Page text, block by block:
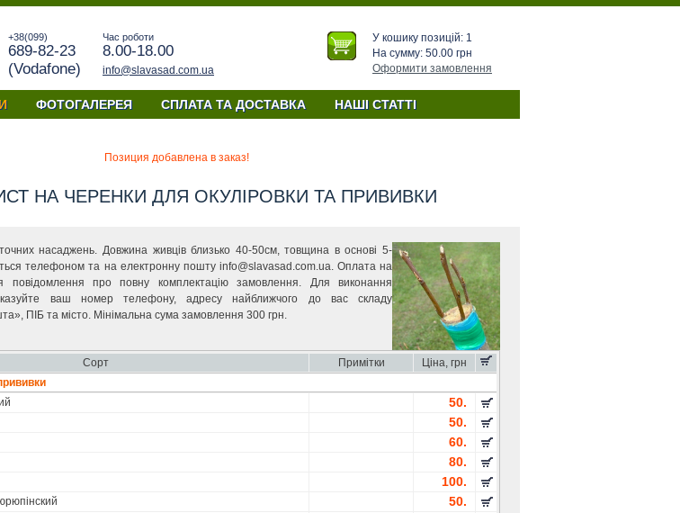
+38(099)
689-82-23
(Vodafone)
Час роботи
8.00-18.00
info@slavasad.com.ua
У кошику позицій: 1
На сумму: 50.00 грн
Оформити замовлення
ФОТОГАЛЕРЕЯ СПЛАТА ТА ДОСТАВКА
НАШІ СТАТТІ
Позиция добавлена в заказ!
НА ЧЕРЕНКИ ДЛЯ ОКУЛІРОВКИ ТА ПРИВИВКИ
насаджень. Довжина живців близько 40-50см, товщина в основі 5-
телефоном та на електронну пошту info@slavasad.com.ua. Оплата на
повідомлення про повну комплектацію замовлення. Для виконання
ваш номер телефону, адресу найближчого до вас складу
ПІБ та місто. Мінімальна сума замовлення 300 грн.
Сорт Примітки
Ціна, грн
50.
50.
60.
80.
100.
50.